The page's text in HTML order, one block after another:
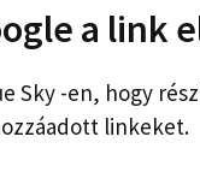
a link
Sky -en, hogy
linkeket.